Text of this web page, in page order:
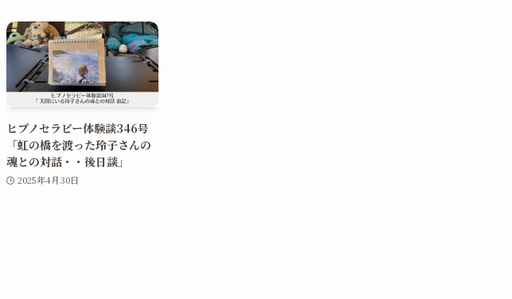
ヒプノセラピー体験談346号
「虹の橋を渡った玲子さんの
魂との対話・・後日談」
2025年4月30日